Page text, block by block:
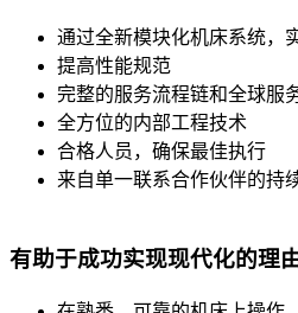
通过全新模块化机床系统，
提高性能规范
完整的服务流程链和全球服
全方位的内部工程技术
合格人员，确保最佳执行
来自单一联系合作伙伴的持
有助于成功实现现代化的理